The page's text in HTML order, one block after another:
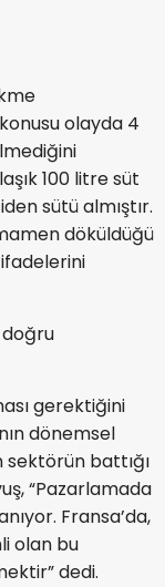
olayda 4
100 litre süt
sütü almıştır.
döküldüğü
ifadelerini
doğru
gerektiğini
dönemsel
battığı
“Pazarlamada
Fransa’da,
olan bu
dedi.